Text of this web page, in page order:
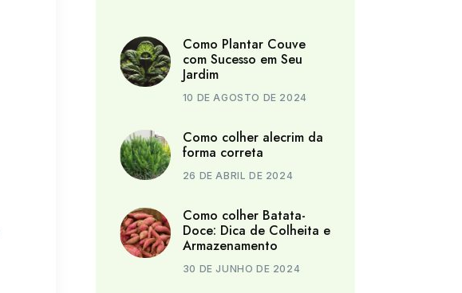
Como Plantar Couve
com Sucesso em Seu
Jardim
10 DE AGOSTO DE 2024
Como colher alecrim da
forma correta
26 DE ABRIL DE 2024
Como colher Batata-
Doce: Dica de Colheita e
Armazenamento
30 DE JUNHO DE 2024